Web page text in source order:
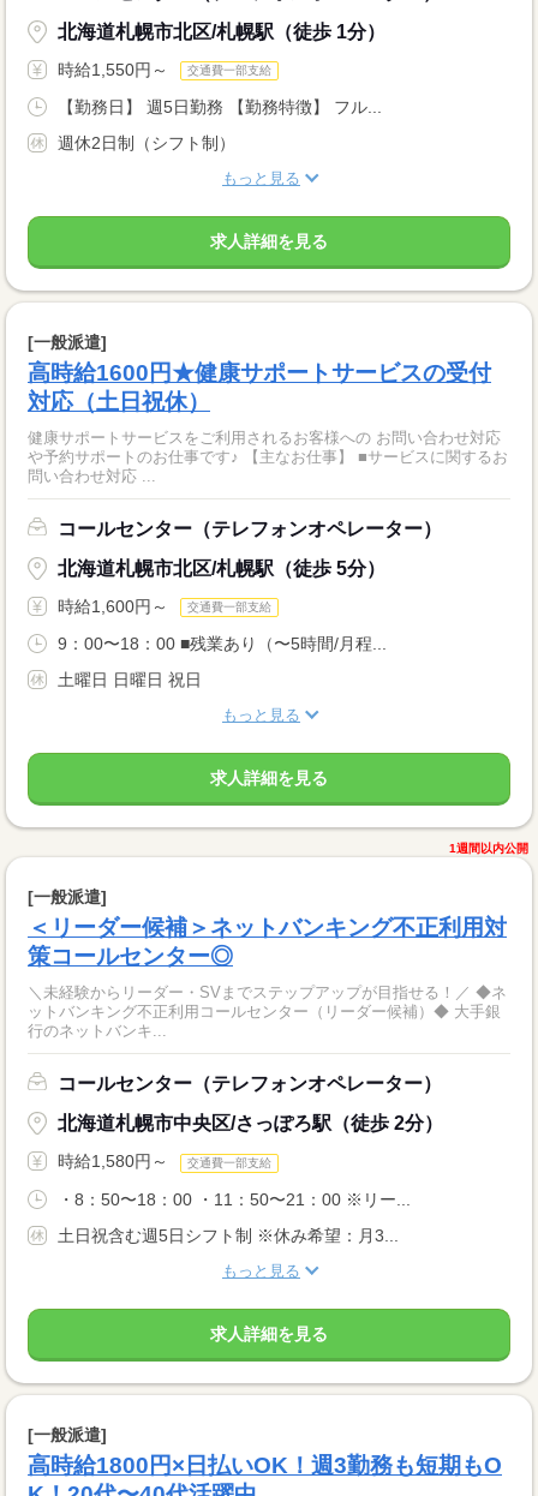
北海道札幌市北区/札幌駅（徒歩 1分）
時給1,550円～ 交通費一部支給
【勤務日】 週5日勤務 【勤務特徴】 フル...
週休2日制（シフト制）
もっと見る
求人詳細を見る
[一般派遣]
高時給1600円★健康サポートサービスの受付
対応（土日祝休）
健康サポートサービスをご利用されるお客様への お問い合わせ対応
や予約サポートのお仕事です♪ 【主なお仕事】 ■サービスに関するお
問い合わせ対応 ...
コールセンター（テレフォンオペレーター）
北海道札幌市北区/札幌駅（徒歩 5分）
時給1,600円～ 交通費一部支給
9：00〜18：00 ■残業あり（〜5時間/月程...
土曜日 日曜日 祝日
もっと見る
求人詳細を見る
1週間以内公開
[一般派遣]
＜リーダー候補＞ネットバンキング不正利用対
策コールセンター◎
＼未経験からリーダー・SVまでステップアップが目指せる！／ ◆ネ
ットバンキング不正利用コールセンター（リーダー候補）◆ 大手銀
行のネットバンキ...
コールセンター（テレフォンオペレーター）
北海道札幌市中央区/さっぽろ駅（徒歩 2分）
時給1,580円～ 交通費一部支給
・8：50〜18：00 ・11：50〜21：00 ※リー...
土日祝含む週5日シフト制 ※休み希望：月3...
もっと見る
求人詳細を見る
[一般派遣]
高時給1800円×日払いOK！週3勤務も短期もO